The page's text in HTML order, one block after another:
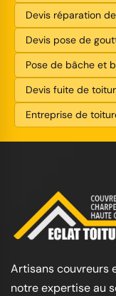
Devis réparation
Devis pose de
Pose de bâche et
Devis fuite de
Entreprise de
Artisans couvreurs
notre expertise au